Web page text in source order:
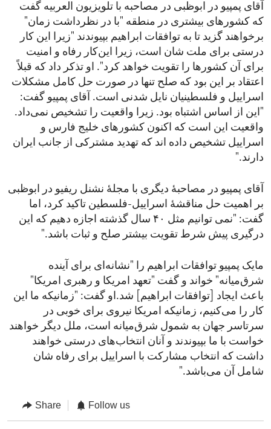
آقای پمپیو در ابوظبی در مصاحبه با تلویزیون العربیه گفت
که کشورهای بیشتری در منطقه "با در نظرداشت زمان"
برخواهند گزید تا به توافقات ابراهیم بپیوندند "زیرا این کار
درستی برای ملت شان است، زیرا این‌کار رفاه و امنیت
برای آن کشورها را تقویت خواهد کرد". او تذکر داد که قبلاً
اعتقاد بر این بود که صلح تنها در صورت حل کامل مشکلات
اسراییل و فلسطینیان نایل شدنی است. آقای پمپیو گفت:
"این از اساس اشتباه بود. زیرا واقعیت را تشخیص نمی‌داد.
واقعیت این است که اکنون کشورهای خلیج فارس و
اسراییل تشخیص داده اند که تهدید مشترکی از جانب ایران
دارند."
آقای پمپیو در مصاحبۀ دیگری با مجلۀ نشنل ریفیو در ابوظبی
بر اهمیت حل مناقشۀ اسراییل-فلسطین تاکید کرد، اما
گفت: "نمی توانیم مثل ۴۰ سال گذشته اجازه دهیم که این
درگیری پیش شرط تقویت بیشتر صلح و ثبات باشد."
مایک پمپیو توافقات ابراهیم را "نشانه‌ای برای آینده
شرق‌میانه" خواند و گفت "تعهد امریکا و رهبری امریکا"
باعث ایجاد [توافقات ابراهیم] شد.او گفت: "زمانیکه ما‌ این
کار را می‌کنیم، زمانیکه امریکا نیروی برای خوبی در
سرتاسر جهان به شمول شرق‌میانه است، ملل دیگر خواهند
خواست با ما بپیوندند و آنان انتخاب‌های درستی خواهند
داشت که انتخاب مشارکت با اسراییل برای رفاه شان
شامل آن می‌باشد."
Share Follow us